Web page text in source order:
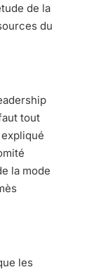
de la
du
tout
la mode
les